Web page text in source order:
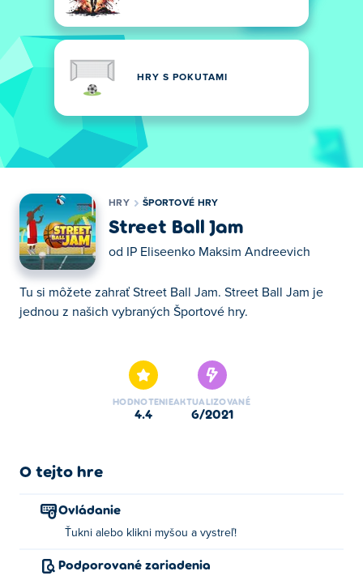
HRY S POKUTAMI
HRY ŠPORTOVÉ HRY
Street Ball Jam
od IP Eliseenko Maksim Andreevich
Tu si môžete zahrať Street Ball Jam. Street Ball Jam je
jednou z našich vybraných Športové hry.
HODNOTENIE
4.4
AKTUALIZOVANÉ
6/2021
O tejto hre
Ovládanie
Ťukni alebo klikni myšou a vystreľ!
Podporované zariadenia